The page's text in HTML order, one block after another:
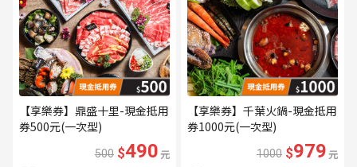
【享樂券】鼎盛十里-現金抵用
券500元(一次型)
500 $490元
【享樂券】千葉火鍋-現金抵用
券1000元(一次型)
1000 $979元